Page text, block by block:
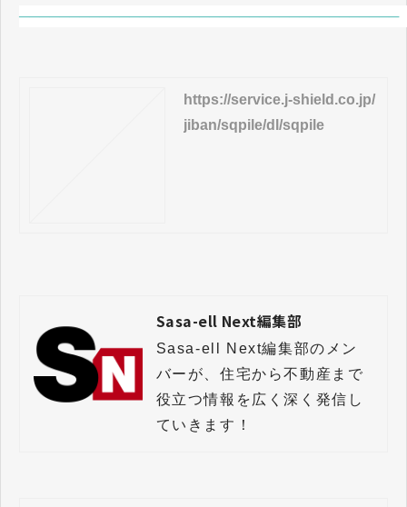
──────────────────────────────────────
https://service.j-shield.co.jp/
jiban/sqpile/dl/sqpile
Sasa-ell Next編集部
Sasa-ell Next編集部のメン
バーが、住宅から不動産まで
役立つ情報を広く深く発信し